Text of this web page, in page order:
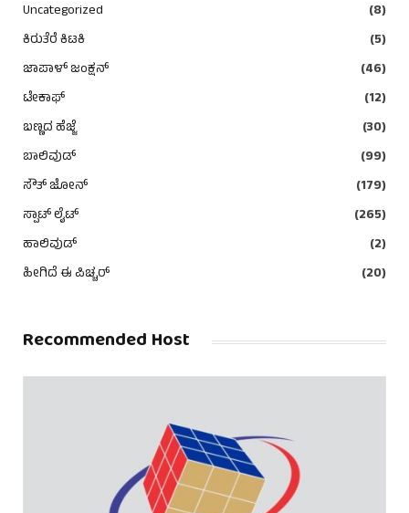
Uncategorized
(8)
ಕಿರುತೆರೆ ಕಿಟಕಿ
(5)
ಜಾಪಾಳ್ ಜಂಕ್ಷನ್
(46)
ಟೇಕಾಫ್
(12)
ಬಣ್ಣದ ಹೆಜ್ಜೆ
(30)
ಬಾಲಿವುಡ್
(99)
ಸೌತ್ ಜೋನ್
(179)
ಸ್ಪಾಟ್ ಲೈಟ್
(265)
ಹಾಲಿವುಡ್
(2)
ಹೀಗಿದೆ ಈ ಪಿಚ್ಚರ್
(20)
Recommended Host